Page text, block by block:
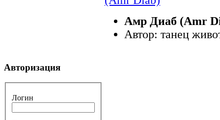
Амр Диаб (Amr
Автор: танец
Авторизация
Логин